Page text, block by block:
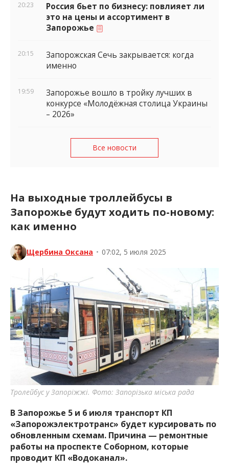
20:23
Россия бьет по бизнесу: повлияет ли
это на цены и ассортимент в
Запорожье
20:15
Запорожская Сечь закрывается: когда
именно
19:59
Запорожье вошло в тройку лучших в
конкурсе «Молодёжная столица Украины
– 2026»
Все новости
На выходные троллейбусы в
Запорожье будут ходить по-новому:
как именно
Щербина Оксана • 07:02, 5 июля 2025
Тролейбус у Запоріжжі. Фото: Запорізька міська рада
В Запорожье 5 и 6 июля транспорт КП
«Запорожэлектротранс» будет курсировать по
обновленным схемам. Причина — ремонтные
работы на проспекте Соборном, которые
проводит КП «Водоканал».